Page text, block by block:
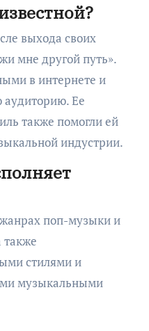
выхода своих
мне другой путь».
в интернете и
Ее
также помогли ей
индустрии.
поп-музыки и
стилями и
музыкальными